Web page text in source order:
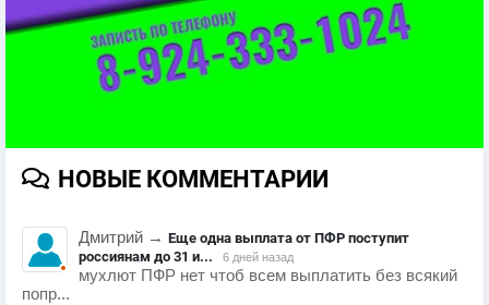
НОВЫЕ КОММЕНТАРИИ
Дмитрий → Еще одна выплата от ПФР поступит
россиянам до 31 и...
6 дней назад
мухлют ПФР нет чтоб всем выплатить без всякий
попр...